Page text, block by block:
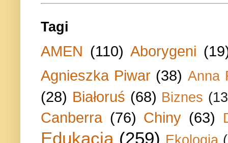
Tagi
AMEN (110) Aborygeni
Agnieszka Piwar (38) Anna
(28) Białoruś (68) Biznes
Canberra (76) Chiny (63)
Edukacja (259) Ekologia